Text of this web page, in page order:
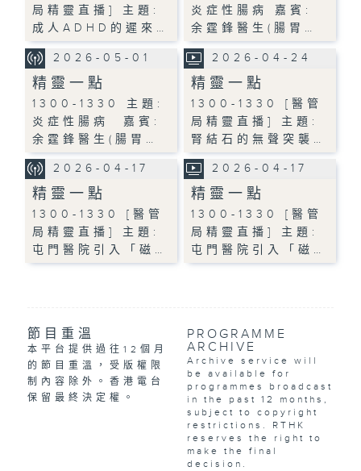
局精靈直播] 主題:
成人ADHD的遲來…
炎症性腸病 嘉賓:
余霆鋒醫生(腸胃…
2026-05-01
精靈一點
1300-1330 主題:
炎症性腸病 嘉賓:
余霆鋒醫生(腸胃…
2026-04-24
精靈一點
1300-1330 [醫管
局精靈直播] 主題:
腎結石的無聲突襲…
2026-04-17
精靈一點
1300-1330 [醫管
局精靈直播] 主題:
屯門醫院引入「磁…
2026-04-17
精靈一點
1300-1330 [醫管
局精靈直播] 主題:
屯門醫院引入「磁…
節目重溫
本平台提供過往12個月
的節目重溫，受版權限
制內容除外。香港電台
保留最終決定權。
PROGRAMME
ARCHIVE
Archive service will
be available for
programmes broadcast
in the past 12 months,
subject to copyright
restrictions. RTHK
reserves the right to
make the final
decision.